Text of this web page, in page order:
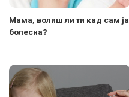
Мама, волиш ли ти кад сам ја
болесна?